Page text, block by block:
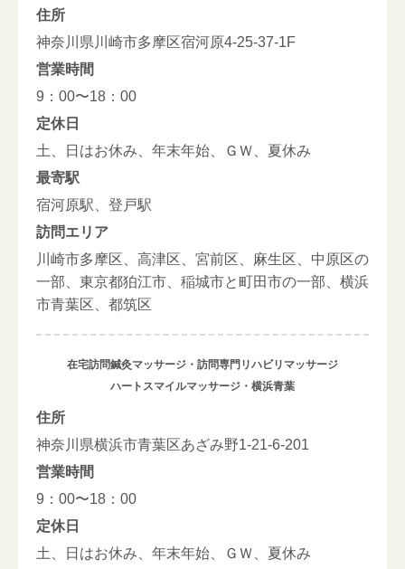
住所
神奈川県川崎市多摩区宿河原4-25-37-1F
営業時間
9：00〜18：00
定休日
土、日はお休み、年末年始、ＧＷ、夏休み
最寄駅
宿河原駅、登戸駅
訪問エリア
川崎市多摩区、高津区、宮前区、麻生区、中原区の
一部、東京都狛江市、稲城市と町田市の一部、横浜
市青葉区、都筑区
在宅訪問鍼灸マッサージ・訪問専門リハビリマッサージ
ハートスマイルマッサージ・横浜青葉
住所
神奈川県横浜市青葉区あざみ野1-21-6-201
営業時間
9：00〜18：00
定休日
土、日はお休み、年末年始、ＧＷ、夏休み